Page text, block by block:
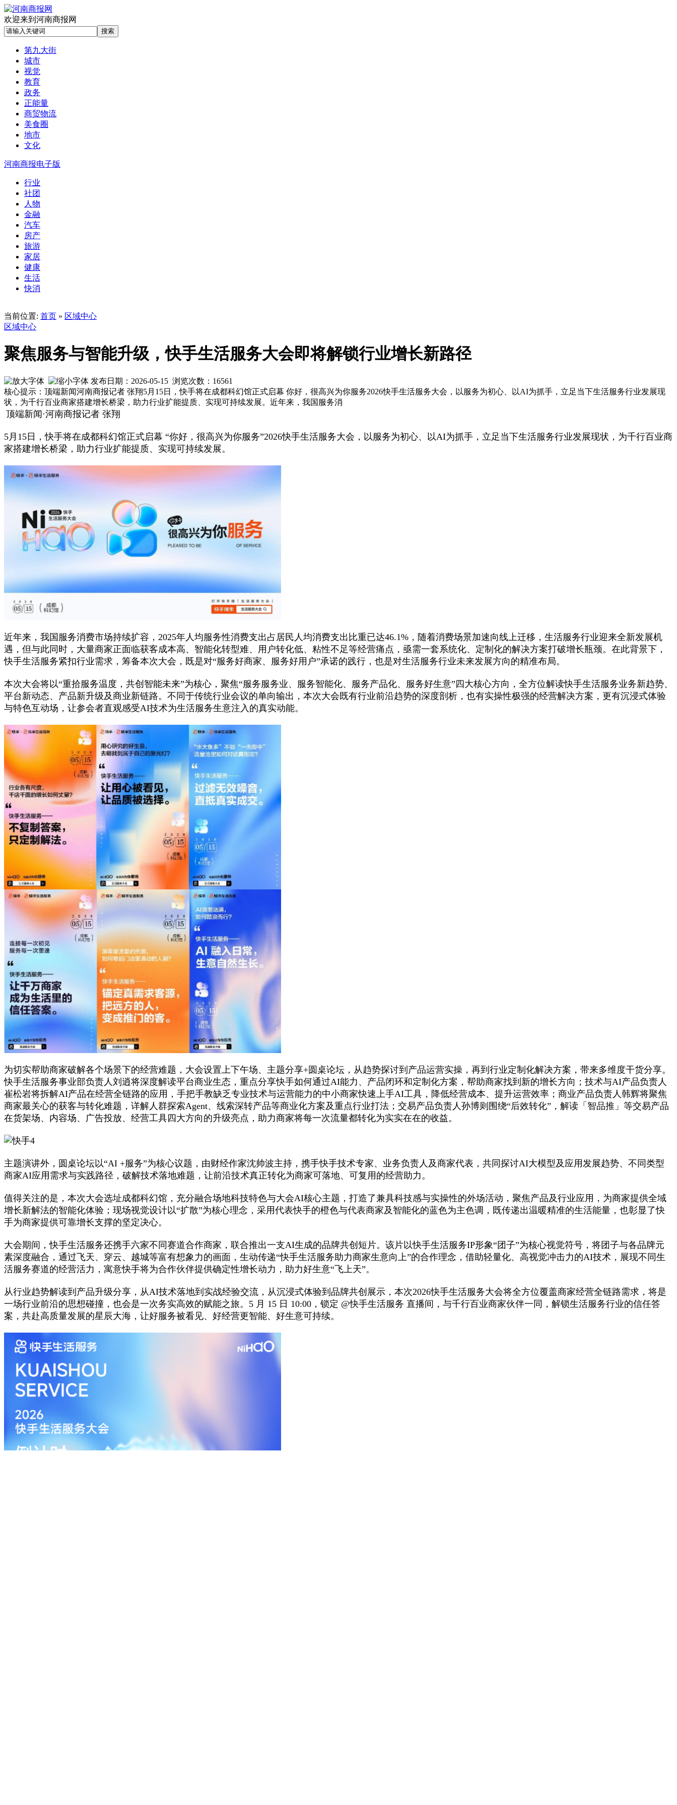
欢迎来到河南商报网
第九大街
城市
视觉
教育
政务
正能量
商贸物流
美食圈
地市
文化
河南商报电子版
行业
社团
人物
金融
汽车
房产
旅游
家居
健康
生活
快消
当前位置: 首页 » 区域中心
区域中心
聚焦服务与智能升级，快手生活服务大会即将解锁行业增长新路径
发布日期：2026-05-15 浏览次数： 16561
核心提示：顶端新闻河南商报记者 张翔5月15日，快手将在成都科幻馆正式启幕 你好，很高兴为你服务2026快手生活服务大会，以服务为初心、以AI为抓手，立足当下生活服务行业发展现
状，为千行百业商家搭建增长桥梁，助力行业扩能提质、实现可持续发展。近年来，我国服务消
顶端新闻·河南商报记者 张翔
5月15日，快手将在成都科幻馆正式启幕 “你好，很高兴为你服务”2026快手生活服务大会，以服务为初心、以AI为抓手，立足当下生活服务行业发展现状，为千行百业商
家搭建增长桥梁，助力行业扩能提质、实现可持续发展。
近年来，我国服务消费市场持续扩容，2025年人均服务性消费支出占居民人均消费支出比重已达46.1%，随着消费场景加速向线上迁移，生活服务行业迎来全新发展机
遇，但与此同时，大量商家正面临获客成本高、智能化转型难、用户转化低、粘性不足等经营痛点，亟需一套系统化、定制化的解决方案打破增长瓶颈。在此背景下，
快手生活服务紧扣行业需求，筹备本次大会，既是对“服务好商家、服务好用户”承诺的践行，也是对生活服务行业未来发展方向的精准布局。
本次大会将以“重拾服务温度，共创智能未来”为核心，聚焦“服务服务业、服务智能化、服务产品化、服务好生意”四大核心方向，全方位解读快手生活服务业务新趋势、
平台新动态、产品新升级及商业新链路。不同于传统行业会议的单向输出，本次大会既有行业前沿趋势的深度剖析，也有实操性极强的经营解决方案，更有沉浸式体验
与特色互动场，让参会者直观感受AI技术为生活服务生意注入的真实动能。
为切实帮助商家破解各个场景下的经营难题，大会设置上下午场、主题分享+圆桌论坛，从趋势探讨到产品运营实操，再到行业定制化解决方案，带来多维度干货分享。
快手生活服务事业部负责人刘逍将深度解读平台商业生态，重点分享快手如何通过AI能力、产品闭环和定制化方案，帮助商家找到新的增长方向；技术与AI产品负责人
崔松岩将拆解AI产品在经营全链路的应用，手把手教缺乏专业技术与运营能力的中小商家快速上手AI工具，降低经营成本、提升运营效率；商业产品负责人韩辉将聚焦
商家最关心的获客与转化难题，详解人群探索Agent、线索深转产品等商业化方案及重点行业打法；交易产品负责人孙博则围绕“后效转化”，解读「智品推」等交易产品
在货架场、内容场、广告投放、经营工具四大方向的升级亮点，助力商家将每一次流量都转化为实实在在的收益。
商家AI应用需求与实践路径，破解技术落地难题，让前沿技术真正转化为商家可落地、可复用的经营助力。
值得关注的是，本次大会选址成都科幻馆，充分融合场地科技特色与大会AI核心主题，打造了兼具科技感与实操性的外场活动，聚焦产品及行业应用，为商家提供全域
增长新解法的智能化体验；现场视觉设计以“扩散”为核心理念，采用代表快手的橙色与代表商家及智能化的蓝色为主色调，既传递出温暖精准的生活能量，也彰显了快
手为商家提供可靠增长支撑的坚定决心。
大会期间，快手生活服务还携手六家不同赛道合作商家，联合推出一支AI生成的品牌共创短片。该片以快手生活服务IP形象“团子”为核心视觉符号，将团子与各品牌元
素深度融合，通过飞天、穿云、越城等富有想象力的画面，生动传递“快手生活服务助力商家生意向上”的合作理念，借助轻量化、高视觉冲击力的AI技术，展现不同生
活服务赛道的经营活力，寓意快手将为合作伙伴提供确定性增长动力，助力好生意“飞上天”。
从行业趋势解读到产品升级分享，从AI技术落地到实战经验交流，从沉浸式体验到品牌共创展示，本次2026快手生活服务大会将全方位覆盖商家经营全链路需求，将是
一场行业前沿的思想碰撞，也会是一次务实高效的赋能之旅。5 月 15 日 10:00，锁定 @快手生活服务 直播间，与千行百业商家伙伴一同，解锁生活服务行业的信任答
案，共赴高质量发展的星辰大海，让好服务被看见、好经营更智能、好生意可持续。